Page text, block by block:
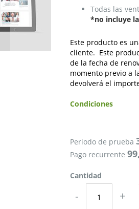
Todas las
*no incluye
Este producto es
cliente. Este
de la fecha de
momento previo a
devolverá el
Condiciones
Periodo de prueba
Pago recurrente
Cantidad
- +